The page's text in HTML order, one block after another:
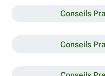
Conseils
Conseils